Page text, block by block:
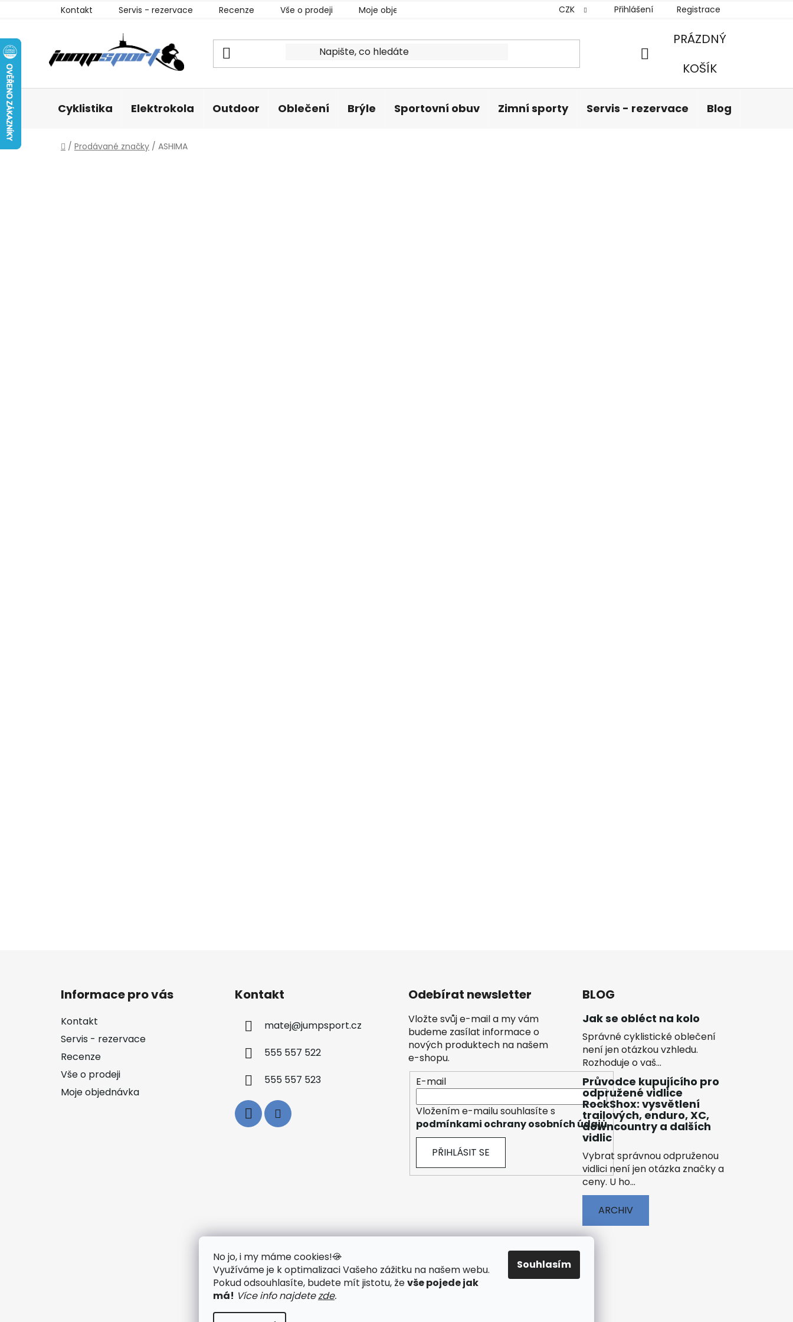
No jo, i my máme cookies!🍪
Využíváme je k optimalizaci Vašeho zážitku na našem webu.
Pokud odsouhlasíte, budete mít jistotu, ževše pojede jak
má! Více info najdetezde.
Souhlasím
Kontakt Servis - rezervace Recenze Vše o prodeji Moje objednávka CZK Přihlášení Registrace
NÁKUPNÍ
PRÁZDNÝ
KOŠÍK
Cyklistika Elektrokola Outdoor Oblečení Brýle Sportovní obuv Zimní sporty Servis - rezervace Blog
Domů
/ Prodávané značky / ASHIMA
Informace pro vás
Kontakt
Servis - rezervace
Recenze
Vše o prodeji
Moje objednávka
Kontakt
matej@jumpsport.cz
555 557 522
555 557 523
Odebírat newsletter
Vložte svůj e-mail a my vám
budeme zasílat informace o
nových produktech na našem
e-shopu.
E-mail
Vložením e-mailu souhlasíte s
podmínkami ochrany osobních údajů
PŘIHLÁSIT SE
BLOG
Jak se obléct na kolo
Správné cyklistické oblečení
není jen otázkou vzhledu.
Rozhoduje o vaš...
Průvodce kupujícího pro
odpružené vidlice
RockShox: vysvětlení
trailových, enduro, XC,
downcountry a dalších
vidlic
Vybrat správnou odpruženou
vidlici není jen otázka značky a
ceny. U ho...
ARCHIV
🟢 TECHNOLOGIE 🟢 O ELEKTROKOLECH 🟢 NÁVODY KE STAŽENÍ